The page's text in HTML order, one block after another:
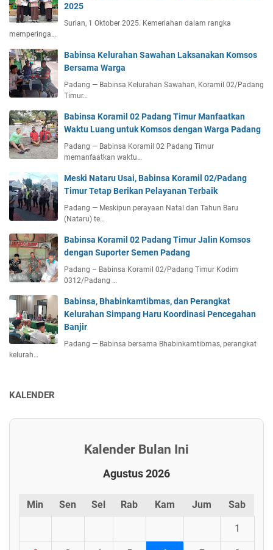
2025
Surian, 1 Oktober 2025. Kemeriahan dalam rangka
memperinga…
Babinsa Kelurahan Sawahan Laksanakan Komsos
Bersama Warga
Padang — Babinsa Kelurahan Sawahan, Koramil 02/Padang
Timur…
Babinsa Koramil 02 Padang Timur Manfaatkan
Waktu Luang untuk Komsos dengan Warga Padang
Padang — Babinsa Koramil 02 Padang Timur
memanfaatkan waktu…
Meski Nataru Usai, Babinsa Koramil 02/Padang
Timur Tetap Berikan Pelayanan Terbaik
Padang — Meskipun perayaan Natal dan Tahun Baru
(Nataru) te…
Babinsa Koramil 02 Padang Timur Jalin Komsos
dengan Suporter Semen Padang
Padang – Babinsa Koramil 02/Padang Timur Kodim
0312/Padang …
Babinsa, Bhabinkamtibmas, dan Perangkat
Kelurahan Simpang Haru Koordinasi Pencegahan
Banjir
Padang — Babinsa bersama Bhabinkamtibmas, perangkat
kelurah…
KALENDER
Kalender Bulan Ini
Agustus 2026
Min Sen Sel Rab Kam Jum Sab
1